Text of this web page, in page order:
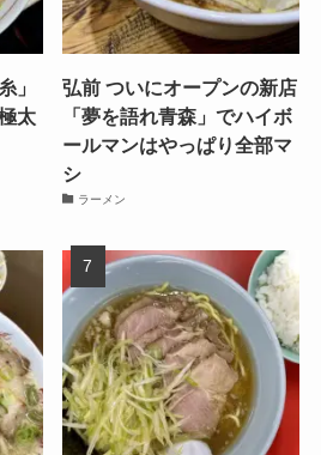
」
太
弘前 ついにオープンの新店
「夢を語れ青森」でハイボ
ールマンはやっぱり全部マ
シ
ラーメン